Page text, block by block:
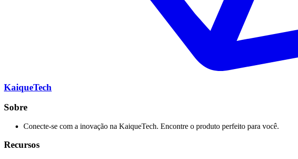
KaiqueTech
Sobre
Conecte-se com a inovação na KaiqueTech. Encontre o produto perfeito para você.
Recursos